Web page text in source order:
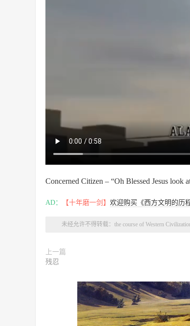
Concerned Citizen – “Oh Blessed Jesus
AD： 【十年磨一剑】 欢迎购买《西方文明的历
未经允许不得转载： the course of Western
上一篇
残忍